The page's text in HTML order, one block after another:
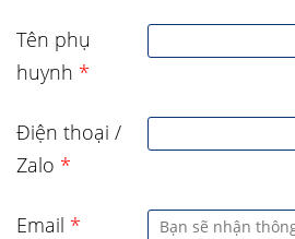
Tên phụ
huynh *
Điện thoại /
Zalo *
Email *